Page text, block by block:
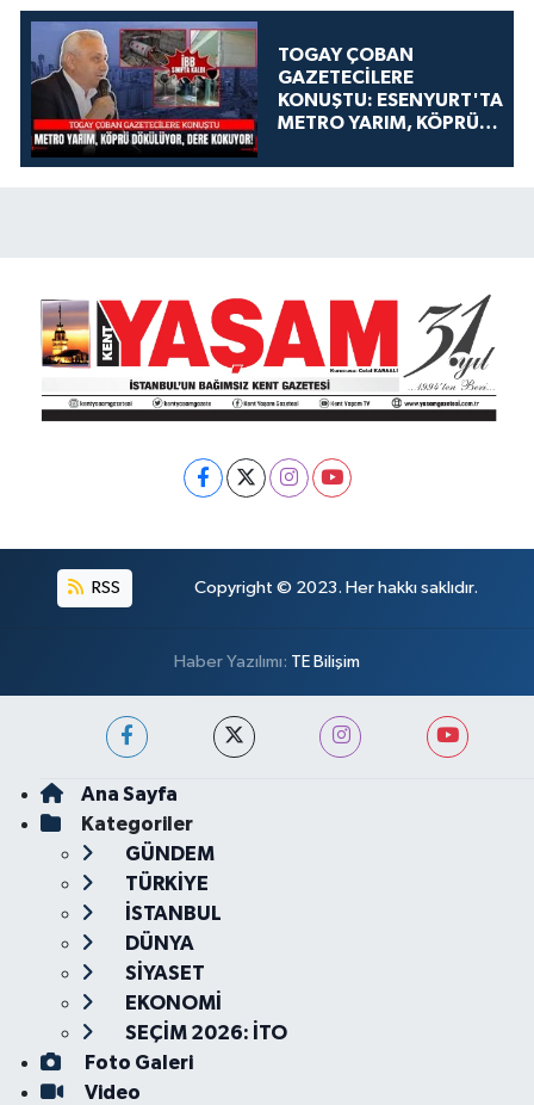
TOGAY ÇOBAN
GAZETECİLERE
KONUŞTU: ESENYURT'TA
METRO YARIM, KÖPRÜ
KOKUYOR!
RSS Copyright © 2023. Her hakkı saklıdır.
Haber Yazılımı: TE Bilişim
Ana Sayfa
Kategoriler
GÜNDEM
TÜRKİYE
İSTANBUL
DÜNYA
SİYASET
EKONOMİ
SEÇİM 2026: İTO
Foto Galeri
Video